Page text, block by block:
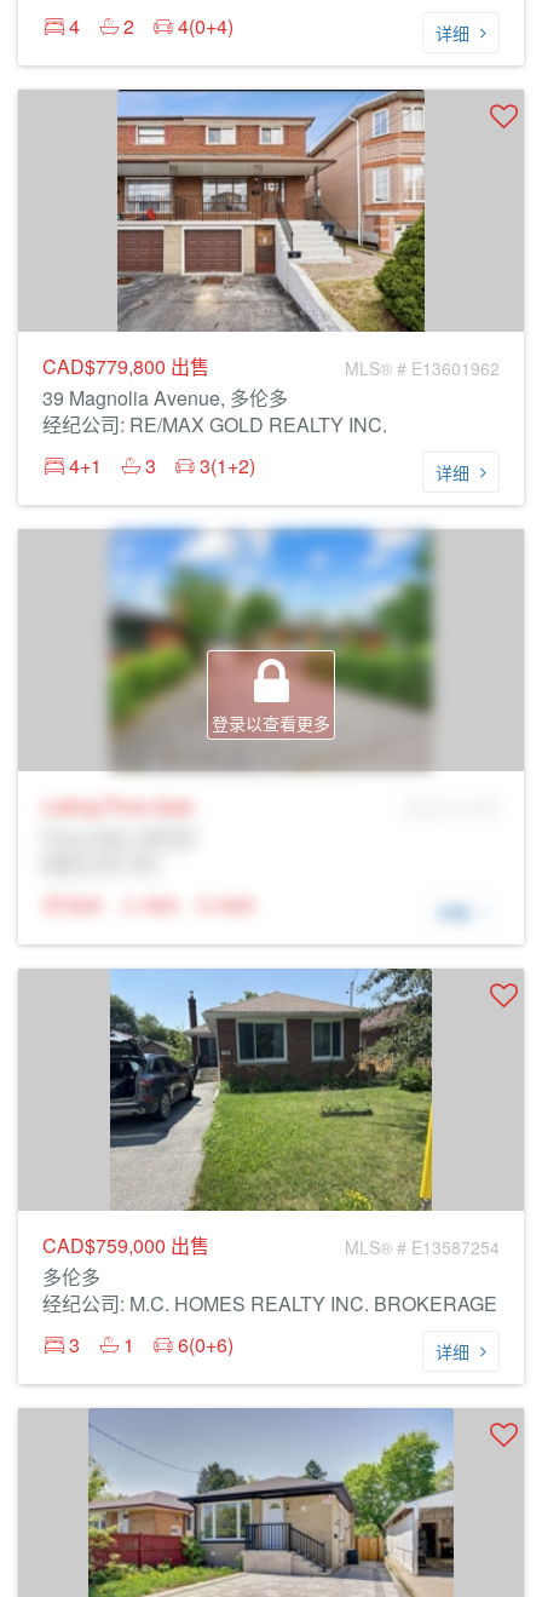
4
2 4(0+4) 详细
CAD$779,800 出售 MLS® # E13601962
39 Magnolia Avenue, 多伦多
经纪公司: RE/MAX GOLD REALTY INC.
4+1
3 3(1+2) 详细
登录以查看更多
Listing Price Sale
N/A
N/A N/A 详细
CAD$759,000 出售 MLS® # E13587254
多伦多
经纪公司: M.C. HOMES REALTY INC. BROKERAGE
3
1 6(0+6) 详细